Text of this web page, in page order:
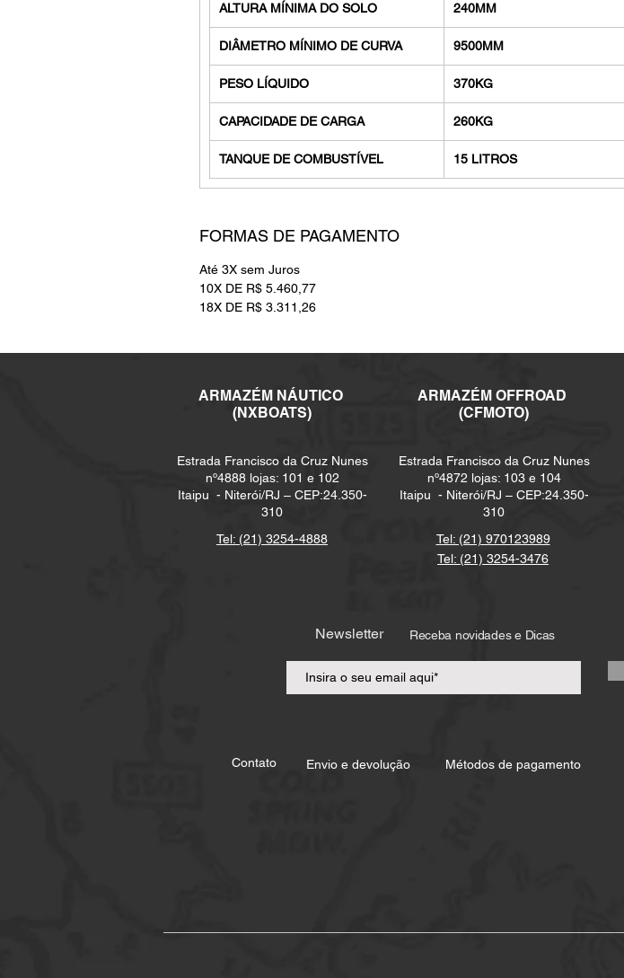
ALTURA MÍNIMA DO SOLO 240MM
DIÂMETRO MÍNIMO DE CURVA 9500MM
PESO LÍQUIDO 370KG
CAPACIDADE DE CARGA 260KG
TANQUE DE COMBUSTÍVEL 15 LITROS
FORMAS DE PAGAMENTO
Até 3X sem Juros
10X DE R$ 5.460,77
18X DE R$ 3.311,26
ARMAZÉM NÁUTICO
(NXBOATS)
ARMAZÉM OFFROAD
(CFMOTO)
Estrada Francisco da Cruz Nunes
nº4888 lojas: 101 e 102
Itaipu - Niterói/RJ – CEP:24.350-
310
Tel: (21) 3254-4888
Estrada Francisco da Cruz Nunes
nº4872 lojas: 103 e 104
Itaipu - Niterói/RJ – CEP:24.350-
310
Tel: (21) 970123989
Tel: (21) 3254-3476
Newsletter Receba novidades e Dicas
Contato Envio e devolução Métodos de pagamento